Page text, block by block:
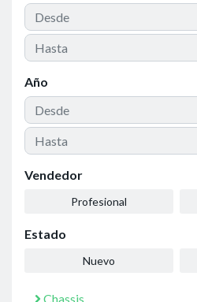
Año
Vendedor
Profesional
Estado
Nuevo
Chassis